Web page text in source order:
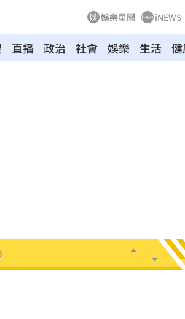
娛樂星聞 iNEWS
直播 政治 社會 娛樂 生活